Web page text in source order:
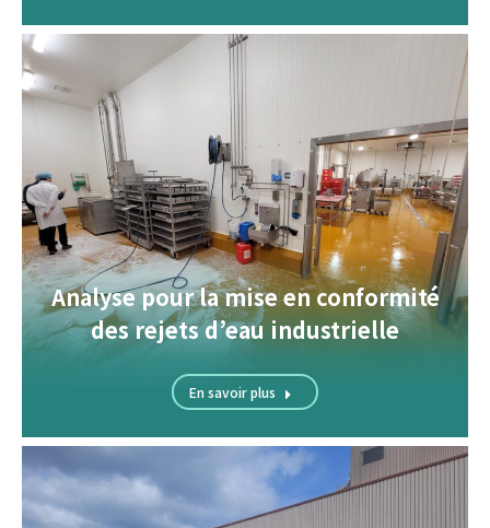
Analyse pour la mise en conformité
des rejets d’eau industrielle
En savoir plus